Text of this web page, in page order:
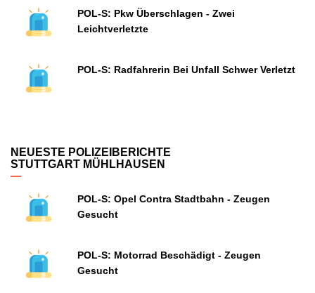
POL-S: Pkw Überschlagen - Zwei
Leichtverletzte
POL-S: Radfahrerin Bei Unfall Schwer Verletzt
NEUESTE POLIZEIBERICHTE
STUTTGART MÜHLHAUSEN
POL-S: Opel Contra Stadtbahn - Zeugen
Gesucht
POL-S: Motorrad Beschädigt - Zeugen
Gesucht